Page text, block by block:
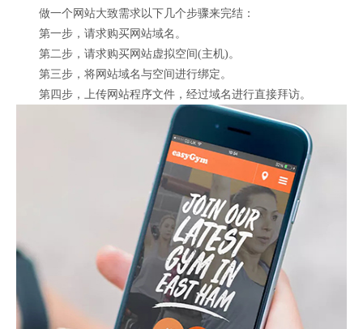
做一个网站大致需求以下几个步骤来完结：
第一步，请求购买网站域名。
第二步，请求购买网站虚拟空间(主机)。
第三步，将网站域名与空间进行绑定。
第四步，上传网站程序文件，经过域名进行直接拜访。